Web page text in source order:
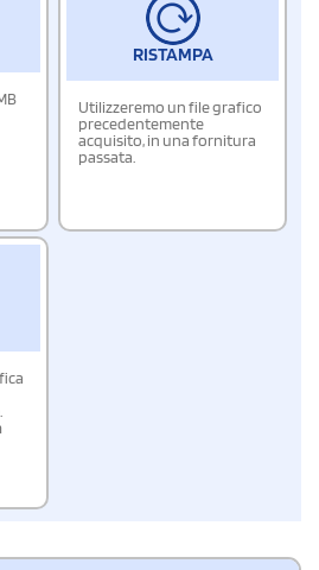
RISTAMPA
Utilizzeremo un file grafico
precedentemente
acquisito, in una fornitura
passata.